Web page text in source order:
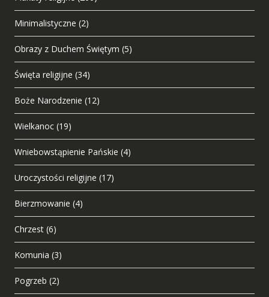
Minimalistyczne (2)
Obrazy z Duchem Świętym (5)
Święta religijne (34)
Boże Narodzenie (12)
Wielkanoc (19)
Wniebowstąpienie Pańskie (4)
Uroczystości religijne (17)
Bierzmowanie (4)
Chrzest (6)
Komunia (3)
Pogrzeb (2)